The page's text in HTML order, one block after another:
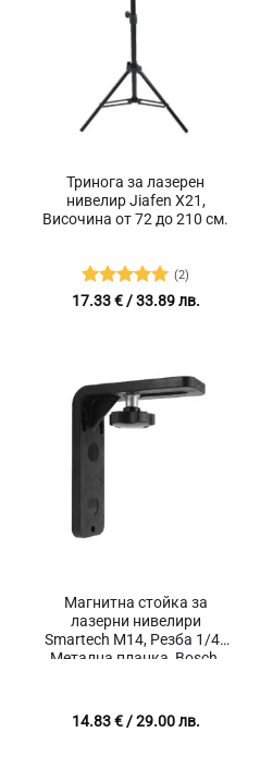
Тринога за лазерен
нивелир Jiafen X21,
Височина от 72 до 210 см.
Оценено с
(2)
17.33€/ 33.89 лв.
Магнитна стойка за
лазерни нивелири
Smartech M14, Резба 1/4″,
Метална планка, Bosch,
14.83€/ 29.00 лв.